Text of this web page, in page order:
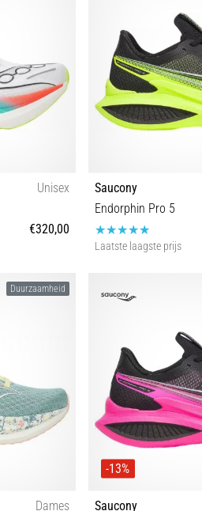
Unisex
€320,00
45 46 46½
Saucony
Endorphin Pro 5
Laatste laagste prijs
42 42½ 43
Duurzaamheid
Dames
-13%
Saucony